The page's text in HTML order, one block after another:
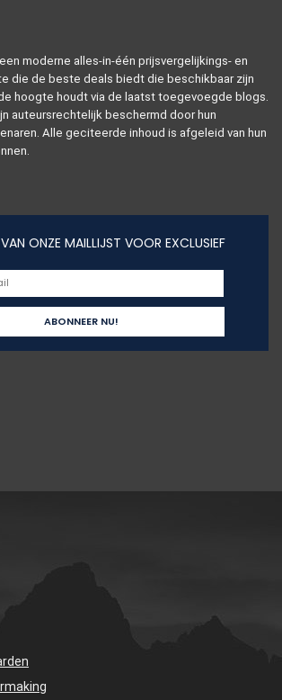
moderne alles-in-één prijsvergelijkings- en
die de beste deals biedt die beschikbaar zijn
hoogte houdt via de laatst toegevoegde blogs.
auteursrechtelijk beschermd door hun
Alle geciteerde inhoud is afgeleid van hun
ONZE MAILLIJST VOOR EXCLUSIEF